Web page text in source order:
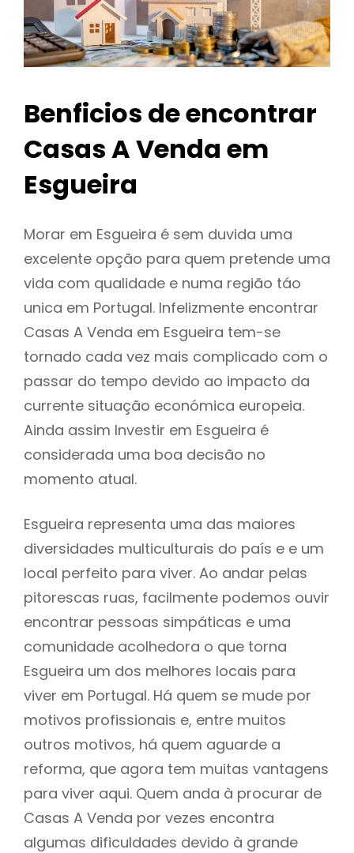
Benficios de encontrar
Casas A Venda em
Esgueira
Morar em Esgueira é sem duvida uma
excelente opção para quem pretende uma
vida com qualidade e numa região táo
unica em Portugal. Infelizmente encontrar
Casas A Venda em Esgueira tem-se
tornado cada vez mais complicado com o
passar do tempo devido ao impacto da
currente situação económica europeia.
Ainda assim Investir em Esgueira é
considerada uma boa decisão no
momento atual.
Esgueira representa uma das maiores
diversidades multiculturais do país e e um
local perfeito para viver. Ao andar pelas
pitorescas ruas, facilmente podemos ouvir
encontrar pessoas simpáticas e uma
comunidade acolhedora o que torna
Esgueira um dos melhores locais para
viver em Portugal. Há quem se mude por
motivos profissionais e, entre muitos
outros motivos, há quem aguarde a
reforma, que agora tem muitas vantagens
para viver aqui. Quem anda à procurar de
Casas A Venda por vezes encontra
algumas dificuldades devido à grande